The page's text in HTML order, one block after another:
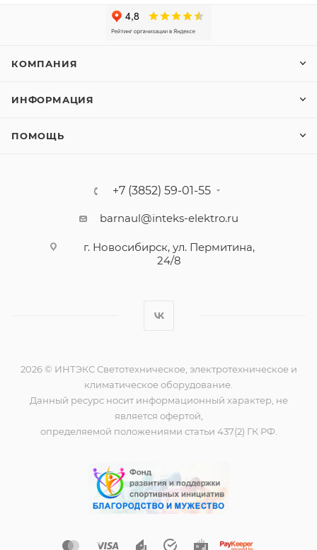
КОМПАНИЯ
ИНФОРМАЦИЯ
ПОМОЩЬ
+7 (3852) 59-01-55
barnaul@inteks-elektro.ru
г. Новосибирск, ул. Пермитина,
24/8
2026 © ИНТЭКС Светотехническое, электротехническое и
климатическое оборудование.
Данный ресурс носит информационный характер, не
является офертой,
определяемой положениями статьи 437(2) ГК РФ.